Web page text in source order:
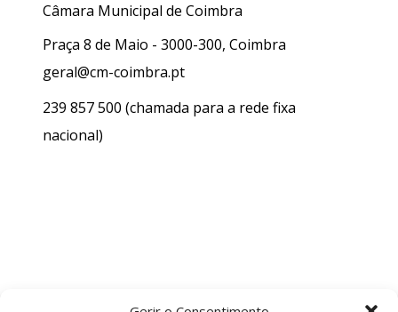
Câmara Municipal de Coimbra
Praça 8 de Maio - 3000-300, Coimbra
geral@cm-coimbra.pt
239 857 500 (chamada para a rede fixa
nacional)